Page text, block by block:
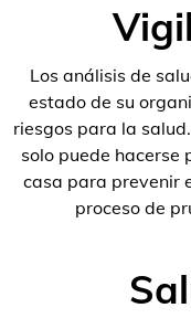
Los análisis de
estado de su
riesgos para la
solo puede hacerse
casa para prevenir
proceso de